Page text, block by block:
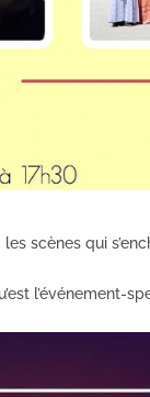
scènes qui
l’événement-